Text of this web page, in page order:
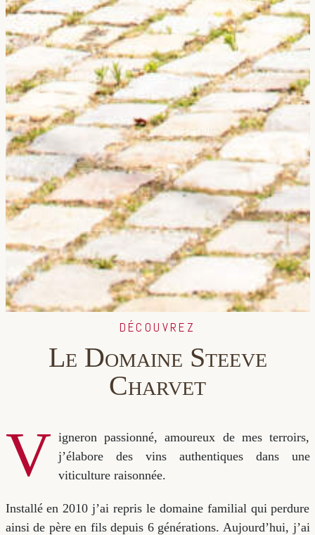
DÉCOUVREZ
Le Domaine Steeve
Charvet
V
igneron passionné, amoureux de mes terroirs,
j’élabore des vins authentiques dans une
viticulture raisonnée.